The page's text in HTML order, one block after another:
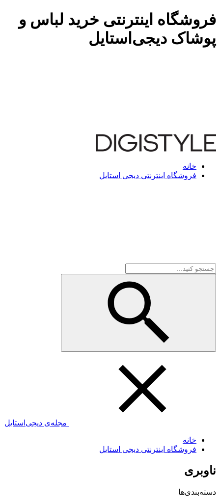
فروشگاه اینترنتی خرید لباس و
پوشاک دیجی‌استایل
خانه
فروشگاه اینترنتی دیجی استایل
مجله‌ی دیجی‌استایل
خانه
فروشگاه اینترنتی دیجی استایل
ناوبری
دسته‌بندی‌ها